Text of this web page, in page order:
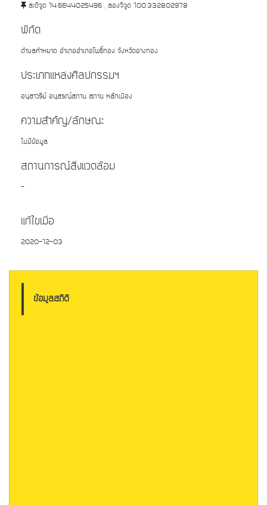
ละติจูด 14.6644025496 , ลองจิจูด 100.332802978
พิกัด
ตำบลคำหยาด อำเภออำเภอโพธิ์ทอง จังหวัดอ่างทอง
ประเภทแหล่งศิลปกรรมฯ
อนุสาวรีย์ อนุสรณ์สถาน สถาน หลักเมือง
ความสำคัญ/ลักษณะ
ไม่มีข้อมูล
สถานการณ์สิ่งแวดล้อม
-
แก้ไขเมื่อ
2020-12-03
ข้อมูลสถิติ